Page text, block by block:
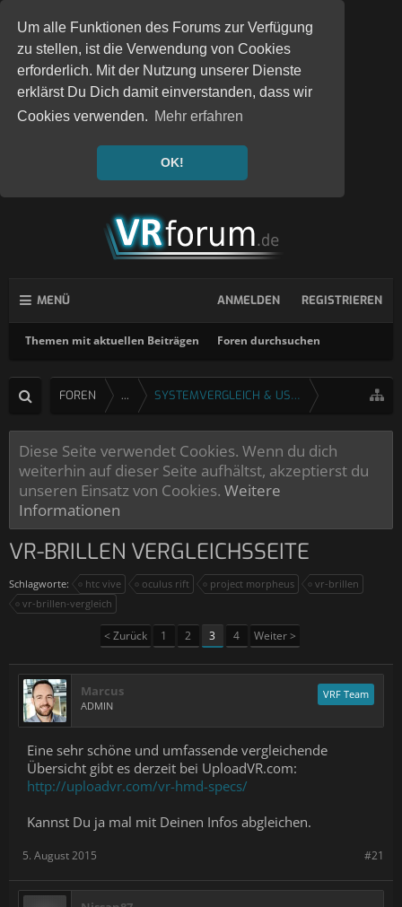
Um alle Funktionen des Forums zur Verfügung
zu stellen, ist die Verwendung von Cookies
erforderlich. Mit der Nutzung unserer Dienste
erklärst Du Dich damit einverstanden, dass wir
Cookies verwenden. Mehr erfahren
OK!
MENÜ
Themen mit aktuellen Beiträgen Foren durchsuchen
ANMELDEN REGISTRIEREN
FOREN ... SYSTEMVERGLEICH & USERTESTS
Diese Seite verwendet Cookies. Wenn du dich
weiterhin auf dieser Seite aufhältst, akzeptierst du
unseren Einsatz von Cookies. Weitere
Informationen
VR-BRILLEN VERGLEICHSSEITE
Schlagworte: htc vive oculus rift project morpheus
vr-brillen
vr-brillen-vergleich
< Zurück 1 2 3 4 Weiter >
Marcus
ADMIN
VRF Team
Eine sehr schöne und umfassende vergleichende
Übersicht gibt es derzeit bei UploadVR.com:
http://uploadvr.com/vr-hmd-specs/
Kannst Du ja mal mit Deinen Infos abgleichen.
#21
5. August 2015